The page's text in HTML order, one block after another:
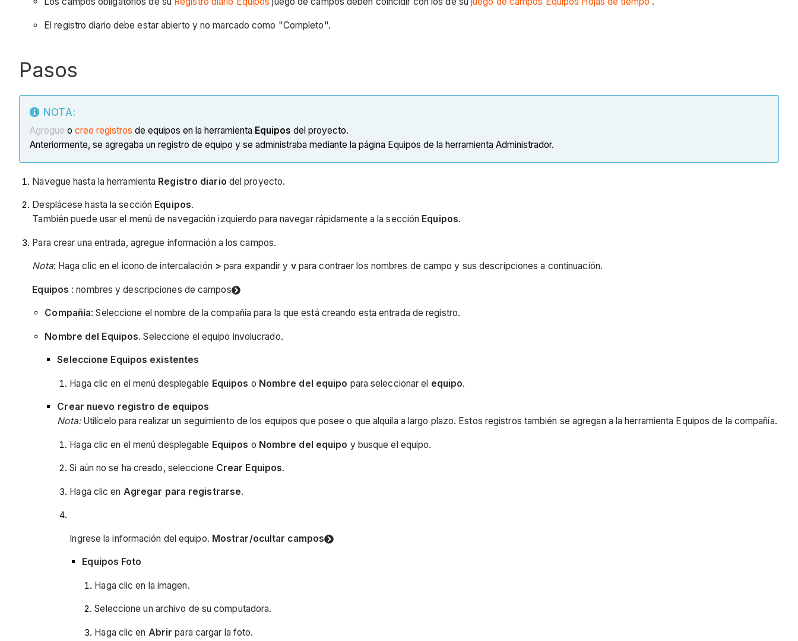
El registro diario debe estar abierto y no marcado como "Completo".
Pasos
NOTA:
Agregue o cree registros de equipos en la herramienta Equipos del proyecto.
Anteriormente, se agregaba un registro de equipo y se administraba mediante la página Equipos de la herramienta Administrador.
Navegue hasta la herramienta Registro diario del proyecto.
Desplácese hasta la sección Equipos.
También puede usar el menú de navegación izquierdo para navegar rápidamente a la sección Equipos.
Para crear una entrada, agregue información a los campos.
Nota: Haga clic en el icono de intercalación > para expandir y vpara contraer los nombres de campo y sus descripciones a continuación.
Equipos : nombres y descripciones de campos
Compañía: Seleccione el nombre de la compañía para la que está creando esta entrada de registro.
Nombre del Equipos. Seleccione el equipo involucrado.
Seleccione Equipos existentes
Haga clic en el menú desplegable Equipos o Nombre del equipo para seleccionar el equipo.
Crear nuevo registro de equipos
Nota:Utilícelo para realizar un seguimiento de los equipos que posee o que alquila a largo plazo. Estos registros también se agregan a la herramienta Equipos de la compañía.
Haga clic en el menú desplegable Equipos o Nombre del equipo y busque el equipo.
Si aún no se ha creado, seleccione Crear Equipos.
Haga clic en Agregar para registrarse.
Ingrese la información del equipo. Mostrar/ocultar campos
Equipos Foto
Haga clic en la imagen.
Seleccione un archivo de su computadora.
Haga clic en Abrir para cargar la foto.